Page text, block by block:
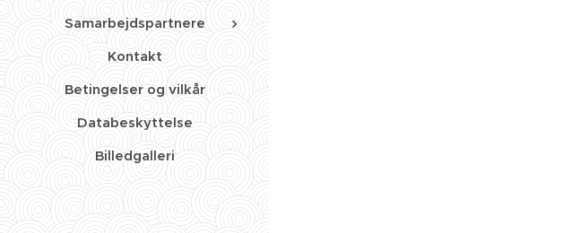
Samarbejdspartnere
Kontakt
Betingelser og vilkår
Databeskyttelse
Billedgalleri